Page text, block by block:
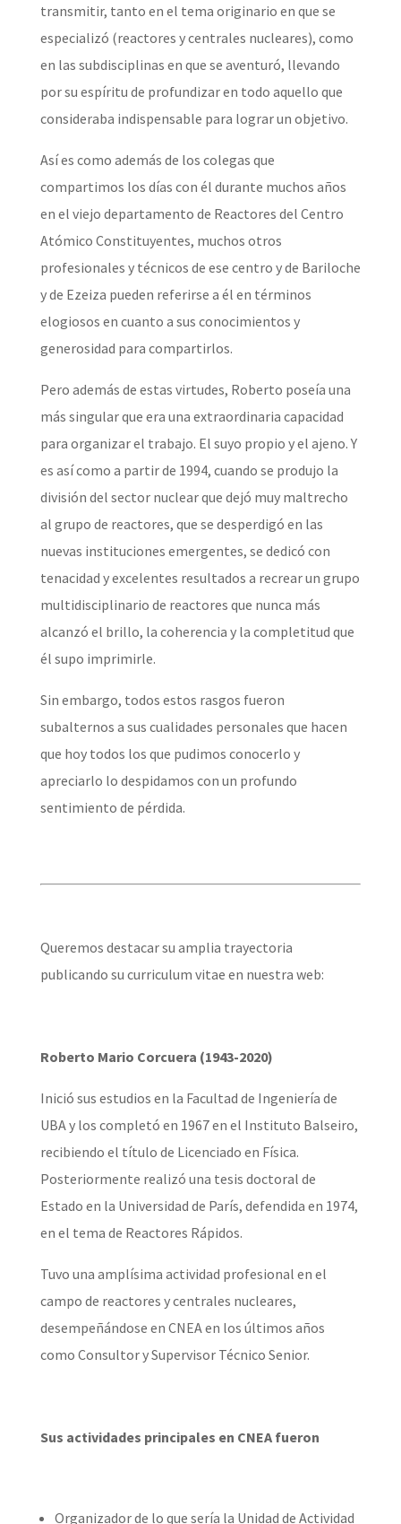
transmitir, tanto en el tema originario en que se
especializó (reactores y centrales nucleares), como
en las subdisciplinas en que se aventuró, llevando
por su espíritu de profundizar en todo aquello que
consideraba indispensable para lograr un objetivo.
Así es como además de los colegas que
compartimos los días con él durante muchos años
en el viejo departamento de Reactores del Centro
Atómico Constituyentes, muchos otros
profesionales y técnicos de ese centro y de Bariloche
y de Ezeiza pueden referirse a él en términos
elogiosos en cuanto a sus conocimientos y
generosidad para compartirlos.
Pero además de estas virtudes, Roberto poseía una
más singular que era una extraordinaria capacidad
para organizar el trabajo. El suyo propio y el ajeno. Y
es así como a partir de 1994, cuando se produjo la
división del sector nuclear que dejó muy maltrecho
al grupo de reactores, que se desperdigó en las
nuevas instituciones emergentes, se dedicó con
tenacidad y excelentes resultados a recrear un grupo
multidisciplinario de reactores que nunca más
alcanzó el brillo, la coherencia y la completitud que
él supo imprimirle.
Sin embargo, todos estos rasgos fueron
subalternos a sus cualidades personales que hacen
que hoy todos los que pudimos conocerlo y
apreciarlo lo despidamos con un profundo
sentimiento de pérdida.
Queremos destacar su amplia trayectoria
publicando su curriculum vitae en nuestra web:
Roberto Mario Corcuera (1943-2020)
Inició sus estudios en la Facultad de Ingeniería de
UBA y los completó en 1967 en el Instituto Balseiro,
recibiendo el título de Licenciado en Física.
Posteriormente realizó una tesis doctoral de
Estado en la Universidad de París, defendida en 1974,
en el tema de Reactores Rápidos.
Tuvo una amplísima actividad profesional en el
campo de reactores y centrales nucleares,
desempeñándose en CNEA en los últimos años
como Consultor y Supervisor Técnico Senior.
Sus actividades principales en CNEA fueron
Organizador de lo que sería la Unidad de Actividad